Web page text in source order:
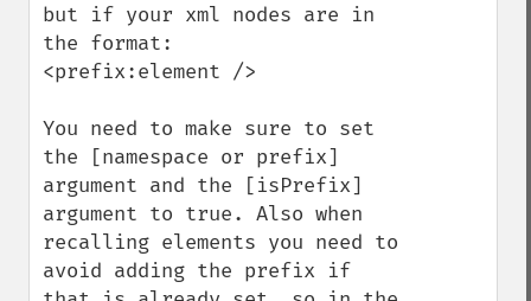
but if your xml nodes are in
the format:
<prefix:element />
You need to make sure to set
the [namespace or prefix]
argument and the [isPrefix]
argument to true. Also when
recalling elements you need to
avoid adding the prefix if